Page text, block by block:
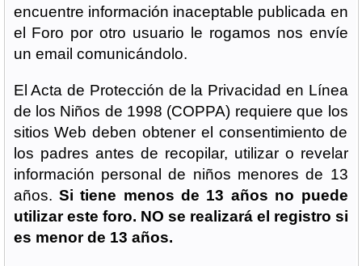
encuentre información inaceptable publicada en
el Foro por otro usuario le rogamos nos envíe
un email comunicándolo.
El Acta de Protección de la Privacidad en Línea
de los Niños de 1998 (COPPA) requiere que los
sitios Web deben obtener el consentimiento de
los padres antes de recopilar, utilizar o revelar
información personal de niños menores de 13
años. Si tiene menos de 13 años no puede
utilizar este foro. NO se realizará el registro si
es menor de 13 años.